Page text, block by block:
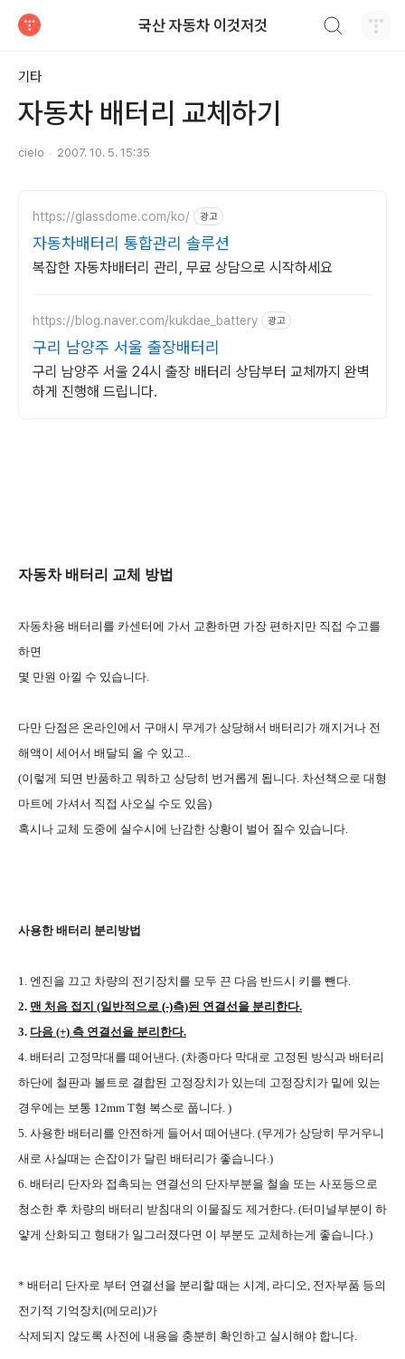
국산 자동차 이것저것
기타
자동차 배터리 교체하기
cielo 2007. 10. 5. 15:35
https://glassdome.com/ko/ 광고
자동차배터리 통합관리 솔루션
복잡한 자동차배터리 관리, 무료 상담으로 시작하세요
https://blog.naver.com/kukdae_battery 광고
구리 남양주 서울 출장배터리
구리 남양주 서울 24시 출장 배터리 상담부터 교체까지 완벽
하게 진행해 드립니다.
자동차 배터리 교체 방법
자동차용 배터리를 카센터에 가서 교환하면 가장 편하지만 직접 수고를
하면
몇 만원 아낄 수 있습니다.
다만 단점은 온라인에서 구매시 무게가 상당해서 배터리가 깨지거나 전
해액이 세어서 배달되 올 수 있고..
(이렇게 되면 반품하고 뭐하고 상당히 번거롭게 됩니다. 차선책으로 대형
마트에 가셔서 직접 사오실 수도 있음)
혹시나 교체 도중에 실수시에 난감한 상황이 벌어 질수 있습니다.
사용한 배터리 분리방법
1. 엔진을 끄고 차량의 전기장치를 모두 끈 다음 반드시 키를 뺀다.
2. 맨 처음 접지 (일반적으로 (-)측)된 연결선을 분리한다.
3. 다음 (+) 측 연결선을 분리한다.
4. 배터리 고정막대를 떼어낸다. (차종마다 막대로 고정된 방식과 배터리
하단에 철판과 볼트로 결합된 고정장치가 있는데 고정장치가 밑에 있는
경우에는 보통 12mm T형 복스로 풉니다. )
5. 사용한 배터리를 안전하게 들어서 떼어낸다. (무게가 상당히 무거우니
새로 사실때는 손잡이가 달린 배터리가 좋습니다.)
6. 배터리 단자와 접촉되는 연결선의 단자부분을 철솔 또는 사포등으로
청소한 후 차량의 배터리 받침대의 이물질도 제거한다. (터미널부분이 하
얗게 산화되고 형태가 일그러졌다면 이 부분도 교체하는게 좋습니다.)
* 배터리 단자로 부터 연결선을 분리할 때는 시계, 라디오, 전자부품 등의
전기적 기억장치(메모리)가
삭제되지 않도록 사전에 내용을 충분히 확인하고 실시해야 합니다.